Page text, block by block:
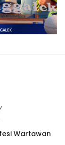
Wartawan